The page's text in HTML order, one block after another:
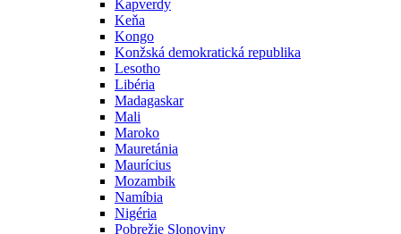
Kapverdy
Keňa
Kongo
Konžská demokratická republika
Lesotho
Libéria
Madagaskar
Mali
Maroko
Mauretánia
Maurícius
Mozambik
Namíbia
Nigéria
Pobrežie Slonoviny